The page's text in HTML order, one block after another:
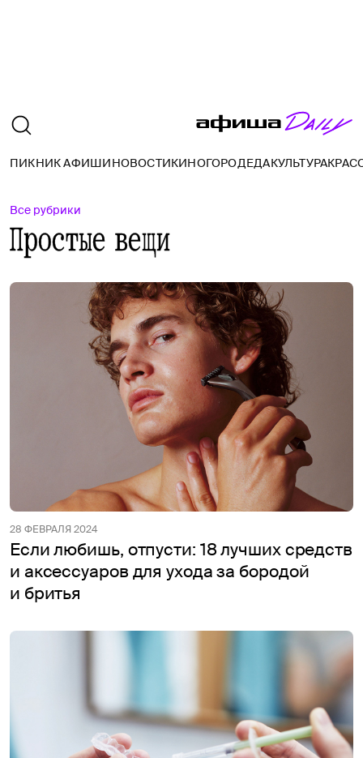
ПИКНИК АФИШИНОВОСТИКИНОГОРОДЕДАКУЛЬТУРА
Все рубрики
Простые вещи
28 ФЕВРАЛЯ 2024
Если любишь, отпусти: 18 лучших средств
и аксессуаров для ухода за бородой
и бритья